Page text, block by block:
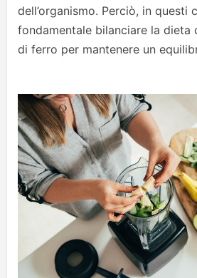
dell’organismo. Perciò, in questi
fondamentale bilanciare la dieta
di ferro per mantenere un